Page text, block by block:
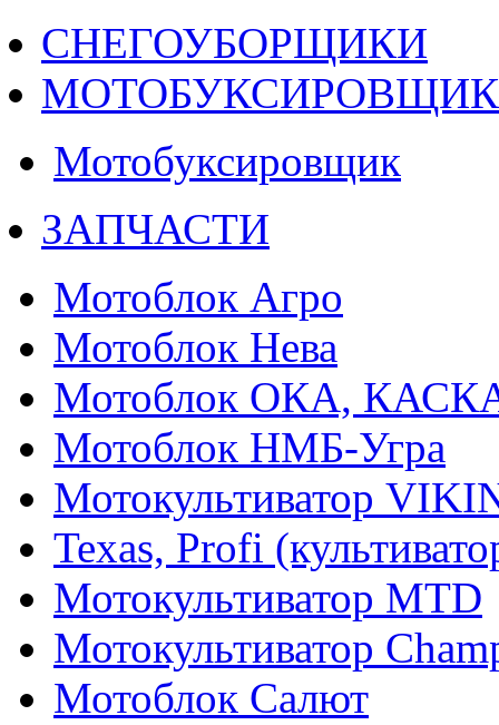
СНЕГОУБОРЩИКИ
Мотобуксировщик
ЗАПЧАСТИ
Мотоблок Агро
Мотоблок Нева
Мотоблок ОКА,
Мотоблок НМБ-Угра
Мотокультиватор
Texas, Profi
Мотокультиватор MTD
Мотокультиватор
Мотоблок Салют